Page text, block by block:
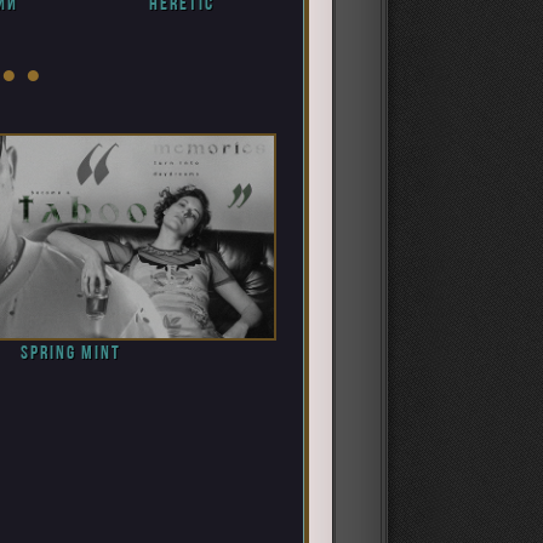
heretic
●
spring mint